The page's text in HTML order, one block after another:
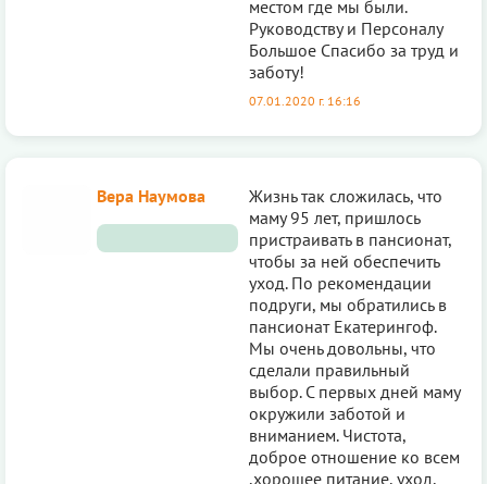
местом где мы были.
Руководству и Персоналу
Большое Спасибо за труд и
заботу!
07.01.2020 г. 16:16
Вера Наумова
Жизнь так сложилась, что
маму 95 лет, пришлось
пристраивать в пансионат,
чтобы за ней обеспечить
уход. По рекомендации
подруги, мы обратились в
пансионат Екатерингоф.
Мы очень довольны, что
сделали правильный
выбор. С первых дней маму
окружили заботой и
вниманием. Чистота,
доброе отношение ко всем
,хорошее питание, уход,